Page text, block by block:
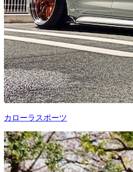
カローラスポーツ